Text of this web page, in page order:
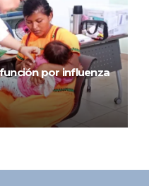
por influenza